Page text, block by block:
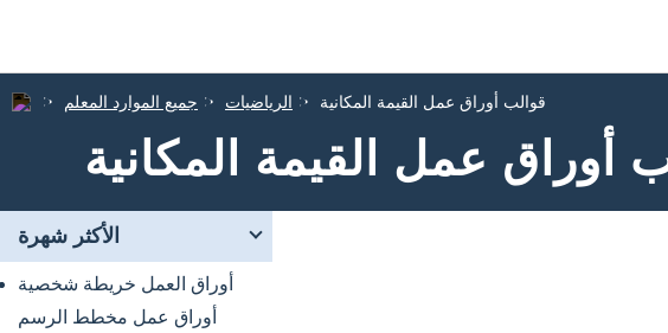
جميع الموارد المعلم الرياضيات قوالب أوراق عمل القيمة المكانية
أوراق عمل القيمة المكانية
الأكثر شهرة
أوراق العمل خريطة شخصية
أوراق عمل مخطط الرسم